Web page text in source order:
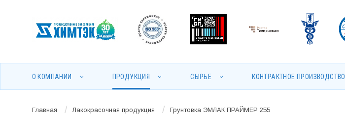
О КОМПАНИИ ПРОДУКЦИЯ СЫРЬЕ КОНТРАКТНОЕ ПРОИЗВОДСТВО
Главная / Лакокрасочная продукция / Грунтовка ЭМЛАК ПРАЙМЕР 255